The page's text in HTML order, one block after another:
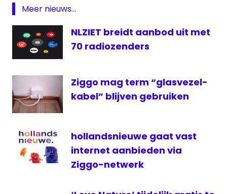
Pinguin
Radio
website
Meer nieuws...
NLZIET breidt aanbod uit met
70 radiozenders
Ziggo mag term “glasvezel-
kabel” blijven gebruiken
hollandsnieuwe gaat vast
internet aanbieden via
Ziggo-netwerk